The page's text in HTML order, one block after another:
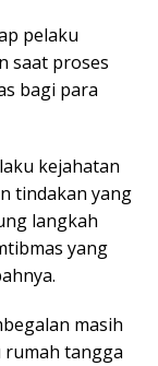
pelaku
saat proses
bagi para
kejahatan
tindakan yang
langkah
yang
masih
rumah tangga